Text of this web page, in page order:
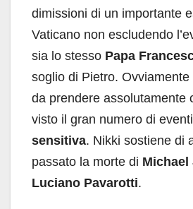
dimissioni di un importante
Vaticano non escludendo
sia lo stesso Papa
soglio di Pietro.
da prendere assolutamente
visto il gran numero di
sensitiva. Nikki sostiene di
passato la morte di Michael
Luciano Pavarotti.